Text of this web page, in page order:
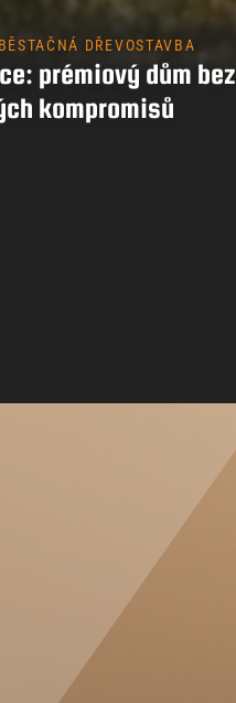
DŘEVOSTAVBA
prémiový dům bez
kompromisů